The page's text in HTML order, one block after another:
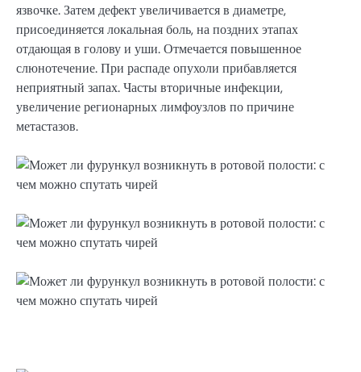
язвочке. Затем дефект увеличивается в диаметре,
присоединяется локальная боль, на поздних этапах
отдающая в голову и уши. Отмечается повышенное
слюнотечение. При распаде опухоли прибавляется
неприятный запах. Часты вторичные инфекции,
увеличение регионарных лимфоузлов по причине
метастазов.